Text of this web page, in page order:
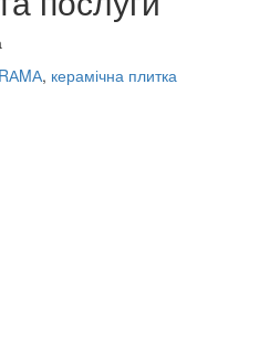
, керамічна плитка